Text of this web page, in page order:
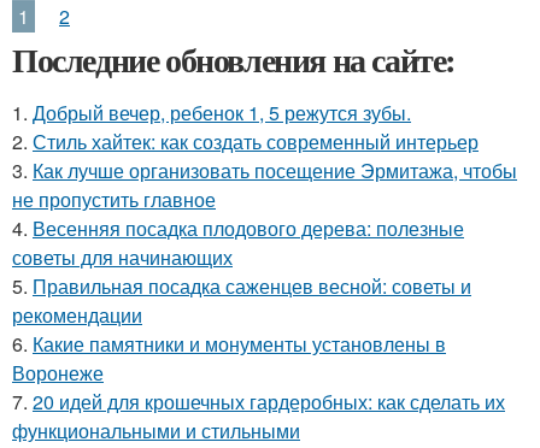
1 2
Последние обновления на сайте:
1. Добрый вечер, ребенок 1, 5 режутся зубы.
2. Стиль хайтек: как создать современный интерьер
3. Как лучше организовать посещение Эрмитажа, чтобы
не пропустить главное
4. Весенняя посадка плодового дерева: полезные
советы для начинающих
5. Правильная посадка саженцев весной: советы и
рекомендации
6. Какие памятники и монументы установлены в
Воронеже
7. 20 идей для крошечных гардеробных: как сделать их
функциональными и стильными